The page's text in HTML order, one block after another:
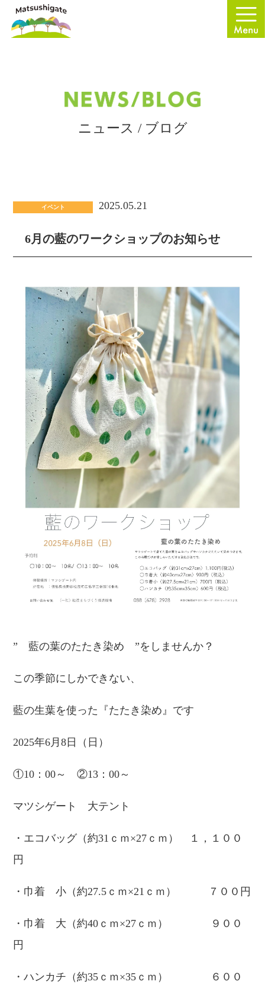
ニュース / ブログ
イベント 2025.05.21
6月の藍のワークショップのお知らせ
” 藍の葉のたたき染め ”をしませんか？
この季節にしかできない、
藍の生葉を使った『たたき染め』です
2025年6月8日（日）
①10：00～ ②13：00～
マツシゲート 大テント
・エコバッグ（約31ｃｍ×27ｃｍ） １，１００
円
・巾着 小（約27.5ｃｍ×21ｃｍ） ７００円
・巾着 大（約40ｃｍ×27ｃｍ） ９００
円
・ハンカチ（約35ｃｍ×35ｃｍ） ６００